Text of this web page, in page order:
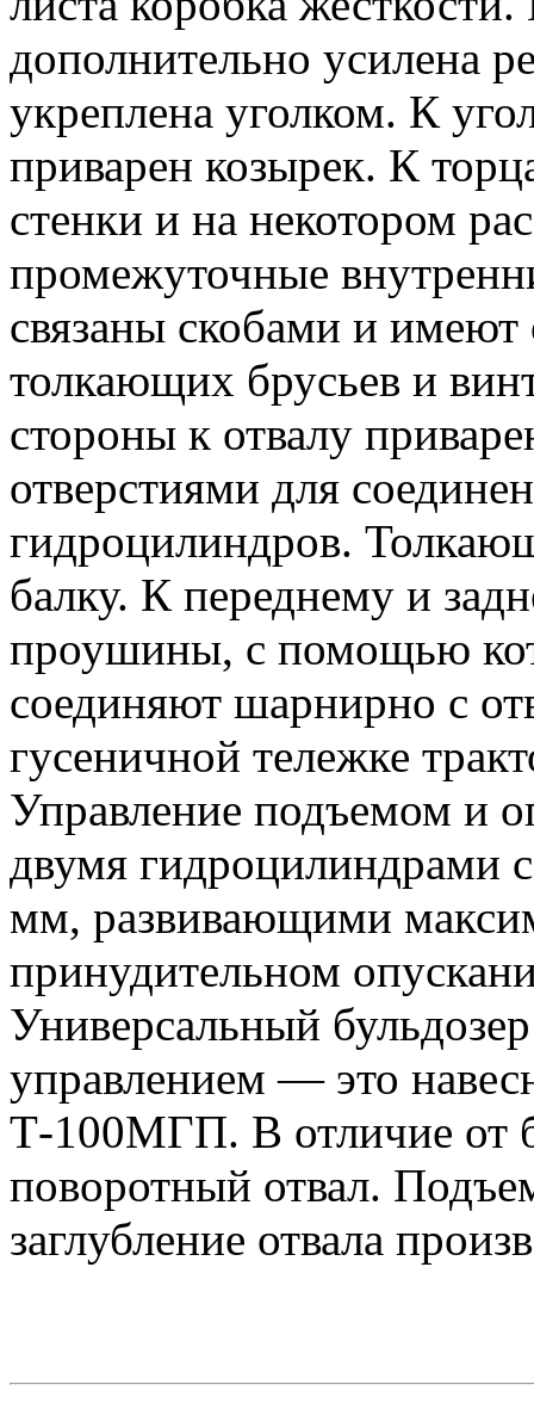
дополнительно усилена
укреплена уголком. К
приварен козырек. К
стенки и на некотором
промежуточные
связаны скобами и имеют
толкающих брусьев и
стороны к отвалу
отверстиями для
гидроцилиндров.
балку. К переднему и
проушины, с помощью
соединяют шарнирно с
гусеничной тележке
Управление подъемом и
двумя гидроцилиндрами
мм, развивающими
принудительном
Универсальный
управлением — это
Т-100МГП. В отличие от
поворотный отвал.
заглубление отвала